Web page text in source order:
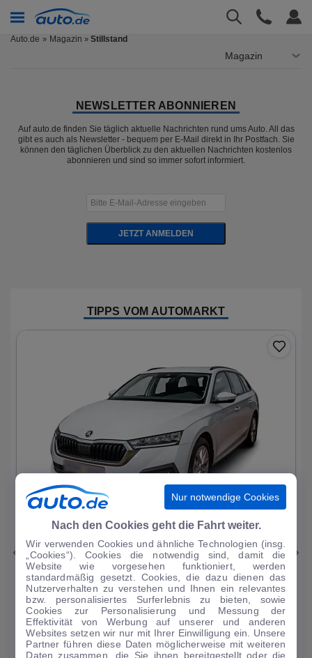
Auto.de Magazin » Stillstand
Magazin
NEWSLETTER ABONNIEREN
Auf auto.de finden Sie täglich aktuelle Nachrichten rund ums Auto. All das
gibt es auch als Newsletter - bequem per E-Mail direkt in Ihr Postfach. Sie
können den täglichen Überblick zu den aktuellen Nachrichten kostenlos
abonnieren und sind so immer sofort informiert.
JETZT ANMELDEN
TIPPS VOM AUTOMARKT
|11
Skoda Octavia
Ambition PHEV
51.093 km· 03/2023· Hybrid·Automatik
Finanzierung Kaufen
Nur notwendige Cookies
Nach den Cookies geht die Fahrt weiter.
Wir verwenden Cookies und ähnliche Technologien (insg.
„Cookies“). Cookies die notwendig sind, damit die
Website wie vorgesehen funktioniert, werden
standardmäßig gesetzt. Cookies, die dazu dienen das
Nutzerverhalten zu verstehen und Ihnen ein relevantes
bzw. personalisiertes Surferlebnis zu bieten, sowie
Cookies zur Personalisierung und Messung der
Effektivität von Werbung auf unserer und anderen
Websites setzen wir nur mit Ihrer Einwilligung ein. Unsere
Partner führen diese Daten möglicherweise mit weiteren
Daten zusammen, die Sie ihnen bereitgestellt oder die